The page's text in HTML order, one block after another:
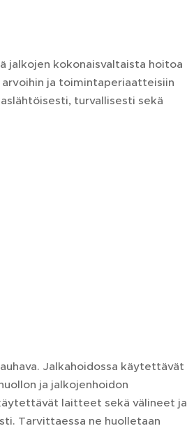
jalkojen kokonaisvaltaista hoitoa
ja toimintaperiaatteisiin
turvallisesti sekä
Jalkahoidossa käytettävät
ja jalkojenhoidon
laitteet sekä välineet ja
Tarvittaessa ne huolletaan